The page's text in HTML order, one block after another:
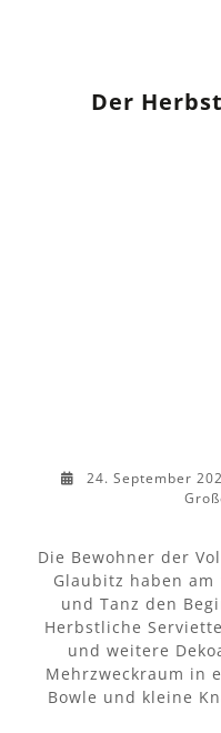
Der
24. September
Die Bewohner der
Glaubitz haben am
und Tanz den
Herbstliche
und weitere
Mehrzweckraum in
Bowle und kleine